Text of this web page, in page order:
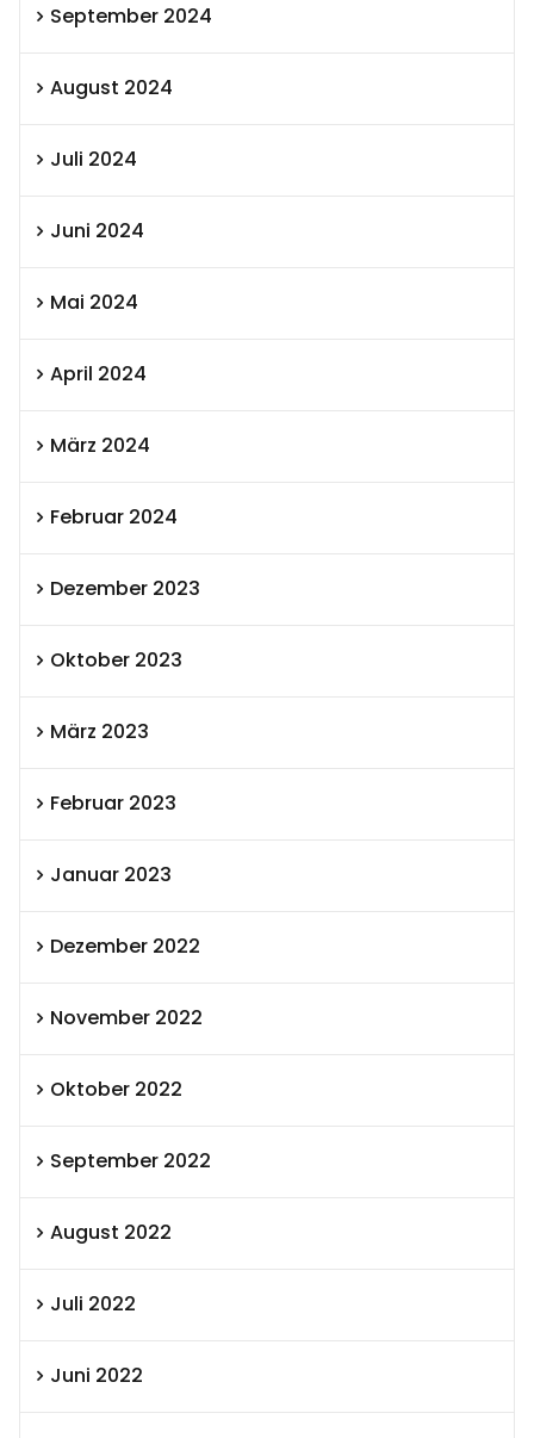
September 2024
August 2024
Juli 2024
Juni 2024
Mai 2024
April 2024
März 2024
Februar 2024
Dezember 2023
Oktober 2023
März 2023
Februar 2023
Januar 2023
Dezember 2022
November 2022
Oktober 2022
September 2022
August 2022
Juli 2022
Juni 2022